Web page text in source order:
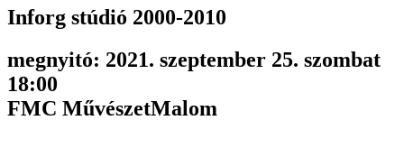
Inforg stúdió 2000-2010
megnyitó: 2021. szeptember 25. szombat
18:00
FMC MűvészetMalom